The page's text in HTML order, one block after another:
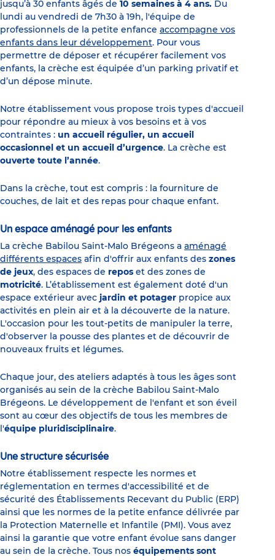
jusqu’à 30 enfants âgés de 10 semaines à 4 ans. Du
lundi au vendredi de 7h30 à 19h, l'équipe de
professionnels de la petite enfance accompagne vos
enfants dans leur développement. Pour vous
permettre de déposer et récupérer facilement vos
enfants, la crèche est équipée d’un parking privatif et
d’un dépose minute.
Notre établissement vous propose trois types d'accueil
pour répondre au mieux à vos besoins et à vos
contraintes : un accueil régulier, un accueil
occasionnel et un accueil d’urgence. La crèche est
ouverte toute l’année.
Dans la crèche, tout est compris : la fourniture de
couches, de lait et des repas pour chaque enfant.
Un espace aménagé pour les enfants
La crèche Babilou Saint-Malo Brégeons a aménagé
différents espaces afin d'offrir aux enfants des zones
de jeux, des espaces de repos et des zones de
motricité. L’établissement est également doté d'un
espace extérieur avec jardin et potager propice aux
activités en plein air et à la découverte de la nature.
L'occasion pour les tout-petits de manipuler la terre,
d'observer la pousse des plantes et de découvrir de
nouveaux fruits et légumes.
Chaque jour, des ateliers adaptés à tous les âges sont
organisés au sein de la crèche Babilou Saint-Malo
Brégeons. Le développement de l'enfant et son éveil
sont au cœur des objectifs de tous les membres de
l'équipe pluridisciplinaire.
Une structure sécurisée
Notre établissement respecte les normes et
réglementation en termes d'accessibilité et de
sécurité des Établissements Recevant du Public (ERP)
ainsi que les normes de la petite enfance délivrée par
la Protection Maternelle et Infantile (PMI). Vous avez
ainsi la garantie que votre enfant évolue sans danger
au sein de la crèche. Tous nos équipements sont